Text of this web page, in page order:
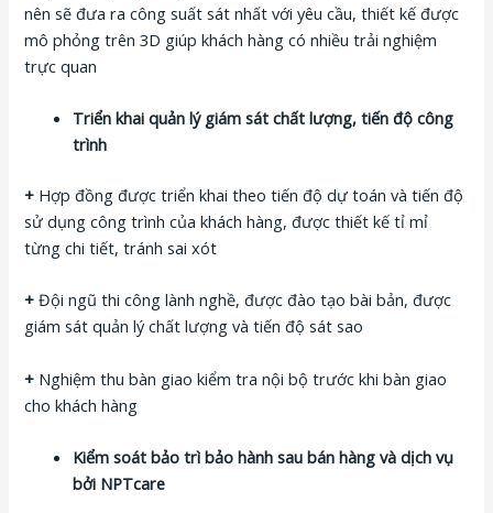
nên sẽ đưa ra công suất sát nhất với yêu cầu, thiết kế được
mô phỏng trên 3D giúp khách hàng có nhiều trải nghiệm
trực quan
Triển khai quản lý giám sát chất lượng, tiến độ công
trình
+ Hợp đồng được triển khai theo tiến độ dự toán và tiến độ
sử dụng công trình của khách hàng, được thiết kế tỉ mỉ
từng chi tiết, tránh sai xót
+Đội ngũ thi công lành nghề, được đào tạo bài bản, được
giám sát quản lý chất lượng và tiến độ sát sao
+ Nghiệm thu bàn giao kiểm tra nội bộ trước khi bàn giao
cho khách hàng
Kiểm soát bảo trì bảo hành sau bán hàng và dịch vụ
bởi NPTcare